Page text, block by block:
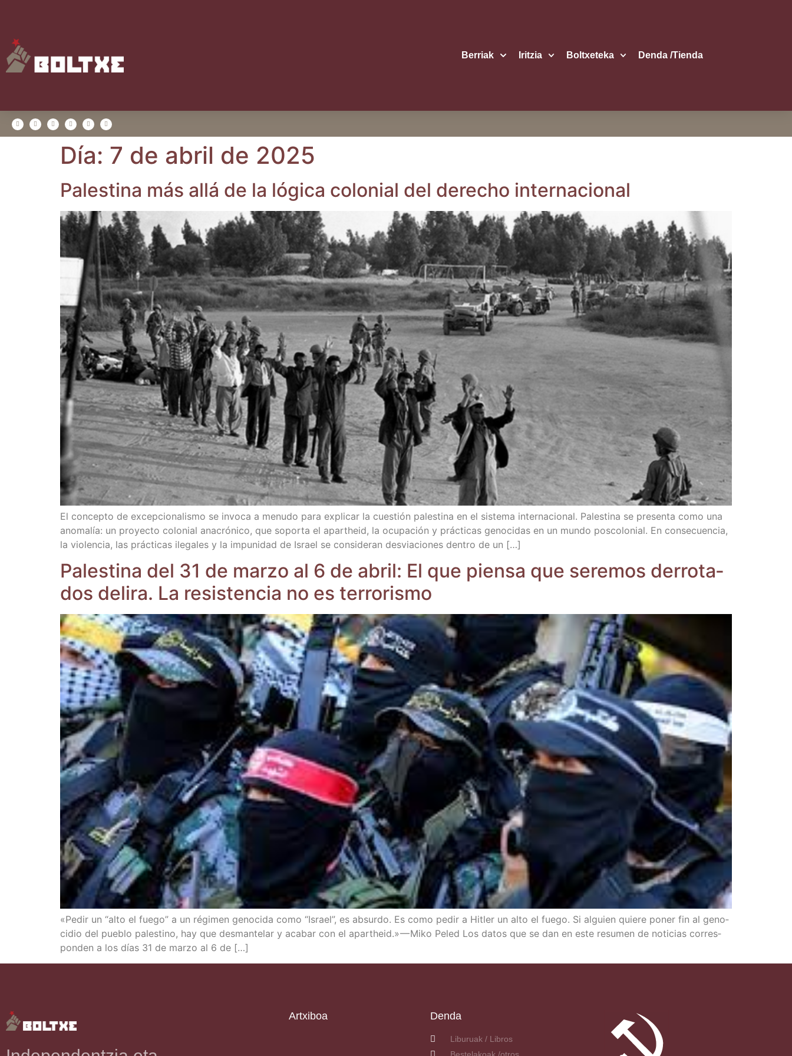
Berriak Iritzia Boltxe­te­ka Den­da /​Tien­da
Día: 7 de abril de 2025
Pales­ti­na más allá de la lógi­ca colo­nial del dere­cho internacional
El con­cep­to de excep­cio­na­lis­mo se invo­ca a menu­do para expli­car la cues­tión pales­ti­na en el sis­te­ma inter­na­cio­nal. Pales­ti­na se pre­sen­ta como una
ano­ma­lía: un pro­yec­to colo­nial ana­cró­ni­co, que sopor­ta el apartheid, la ocu­pa­ción y prác­ti­cas geno­ci­das en un mun­do pos­co­lo­nial. En con­se­cuen­cia,
la vio­len­cia, las prác­ti­cas ile­ga­les y la impu­ni­dad de Israel se con­si­de­ran des­via­cio­nes den­tro de un […]
Pales­ti­na del 31 de mar­zo al 6 de abril: El que pien­sa que sere­mos derro­ta­
dos deli­ra. La resis­ten­cia no es terrorismo
«Pedir un “alto el fue­go” a un régi­men geno­ci­da como “Israel”, es absur­do. Es como pedir a Hitler un alto el fue­go. Si alguien quie­re poner fin al geno­
ci­dio del pue­blo pales­tino, hay que des­man­te­lar y aca­bar con el apartheid.» — Miko Peled Los datos que se dan en este resu­men de noti­cias corres­
pon­den a los días 31 de mar­zo al 6 de […]
Artxiboa Denda
Liburuak / Libros
Bestelakoak /otros